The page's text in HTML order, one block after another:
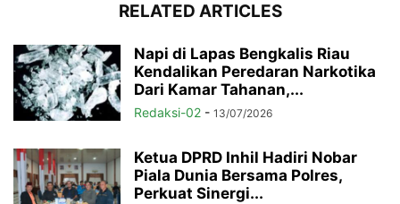
RELATED ARTICLES
Napi di Lapas Bengkalis Riau
Kendalikan Peredaran Narkotika
Dari Kamar Tahanan,...
Redaksi-02 - 13/07/2026
Ketua DPRD Inhil Hadiri Nobar
Piala Dunia Bersama Polres,
Perkuat Sinergi...